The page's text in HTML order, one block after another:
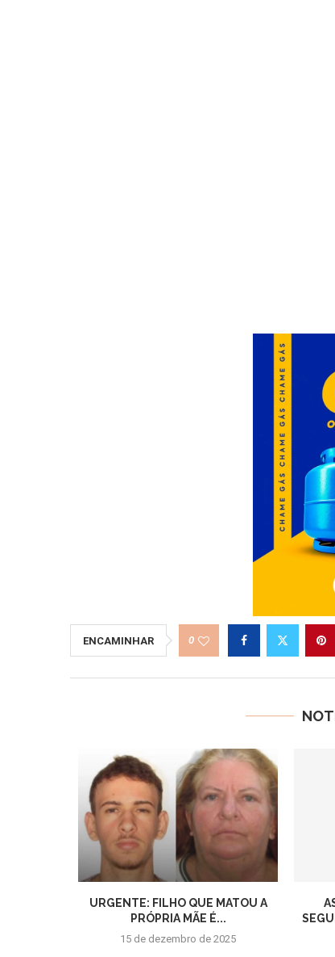
ENCAMINHAR 0
URGENTE: FILHO QUE MATOU A
PRÓPRIA MÃE É...
15 de dezembro de 2025